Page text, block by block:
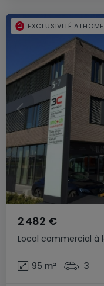
Local commercial à
2 482 €
95 m² 3
EXCLUSIVITÉ ATHOME